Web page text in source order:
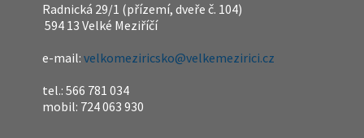
Radnická 29/1 (přízemí, dveře č. 104)
594 13 Velké Meziříčí
e-mail:velkomeziricsko@velkemezirici.cz
tel.: 566 781 034
mobil: 724 063 930